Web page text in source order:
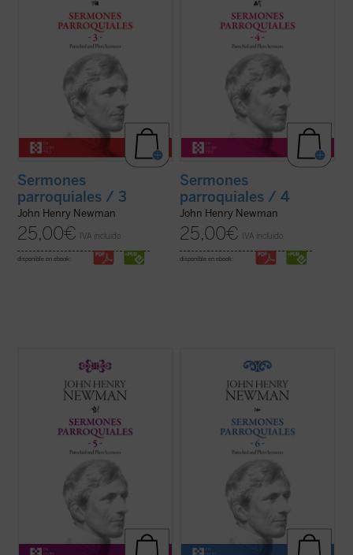
una autoridad no exenta de polémica en ...
Sermones
parroquiales / 3
John Henry Newman
25,00€ IVA incluido
disponible en ebook:
el anglicanismo hacia el catolicismo. Su
batalla contra el ... (ver ficha)
Sermones
parroquiales / 4
John Henry Newman
25,00€ IVA incluido
disponible en ebook:
Los veinticuatro sermones de este quinto
Sermones parroquiales
fueron predicados en su mayoría en los
años 1838-1840. Este periodo coincide
plenamente con las primeras experiencias
que acabaron conduciendo a Newman a la
Los sermones de esta sexta entrega de los
Sermones Parroquialesfueron predicados
a lo largo de seis años, entre 1836 y el
decisivo 1841. La impresión es que
Newman seleccionó con mucho equilibrio
los veinticinco sermones de este volumen.